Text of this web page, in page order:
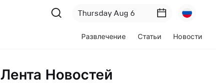
Развлечение Статьи Новости
Лента Новостей